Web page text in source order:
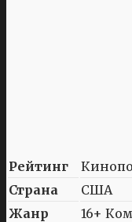
Рейтинг
Страна
США
Жанр
16+